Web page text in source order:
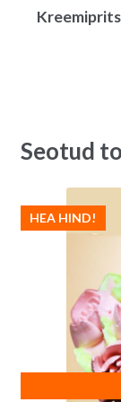
Seotud
HEA HIND!